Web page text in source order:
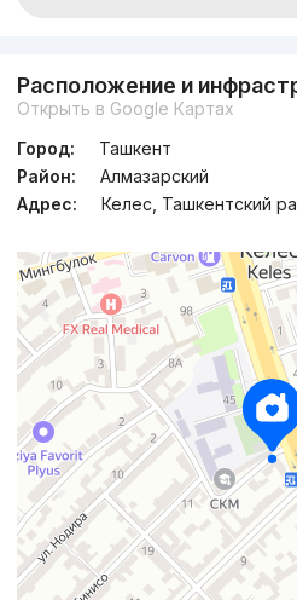
Расположение и
Открыть в Google Картах
Город:
Ташкент
Район:
Алмазарский
Адрес:
Келес, Ташкентский